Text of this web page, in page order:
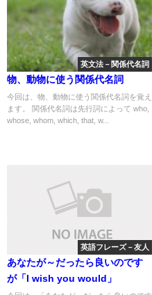
英文法－関係代名詞
物、動物に使う関係代名詞
今回は、物、動物に使う関係代名詞を覚え
ます。 関係代名詞は先行詞によって who,
whose, whom, which, that, w...
英語フレーズ－友人
あなたが～だったら良いのです
が「I wish you would」